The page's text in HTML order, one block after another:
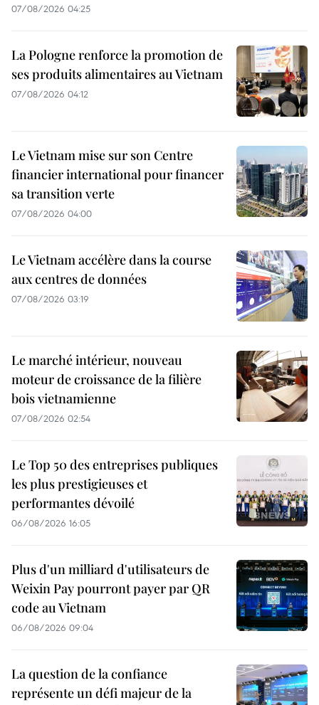
07/08/2026 04:25
La Pologne renforce la promotion de
ses produits alimentaires au Vietnam
07/08/2026 04:12
Le Vietnam mise sur son Centre
financier international pour financer
sa transition verte
07/08/2026 04:00
Le Vietnam accélère dans la course
aux centres de données
07/08/2026 03:19
Le marché intérieur, nouveau
moteur de croissance de la filière
bois vietnamienne
07/08/2026 02:54
Le Top 50 des entreprises publiques
les plus prestigieuses et
performantes dévoilé
06/08/2026 16:05
Plus d'un milliard d'utilisateurs de
Weixin Pay pourront payer par QR
code au Vietnam
06/08/2026 09:04
La question de la confiance
représente un défi majeur de la